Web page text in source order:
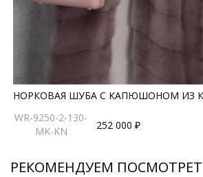
НОРКОВАЯ ШУБА С КАПЮШОНОМ ИЗ
WR-9250-2-130-
MK-KN
252 000 ₽
РЕКОМЕНДУЕМ